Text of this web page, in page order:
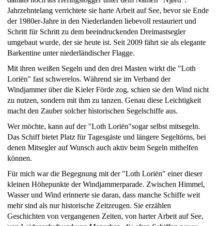
Jahrzehntelang verrichtete sie harte Arbeit auf See, bevor sie Ende
der 1980er-Jahre in den Niederlanden liebevoll restauriert und
Schritt für Schritt zu dem beeindruckenden Dreimastsegler
umgebaut wurde, der sie heute ist. Seit 2009 fährt sie als elegante
Barkentine unter niederländischer Flagge.
Mit ihren weißen Segeln und den drei Masten wirkt die "Loth
Loriën" fast schwerelos. Während sie im Verband der
Windjammer über die Kieler Förde zog, schien sie den Wind nicht
zu nutzen, sondern mit ihm zu tanzen. Genau diese Leichtigkeit
macht den Zauber solcher historischen Segelschiffe aus.
Wer möchte, kann auf der "Loth Loriën"sogar selbst mitsegeln.
Das Schiff bietet Platz für Tagesgäste und längere Segeltörns, bei
denen Mitsegler auf Wunsch auch aktiv beim Segeln mithelfen
können.
Für mich war die Begegnung mit der "Loth Loriën" einer dieser
kleinen Höhepunkte der Windjammerparade. Zwischen Himmel,
Wasser und Wind erinnerte sie daran, dass manche Schiffe weit
mehr sind als nur historische Zeitzeugen. Sie erzählen
Geschichten von vergangenen Zeiten, von harter Arbeit auf See,